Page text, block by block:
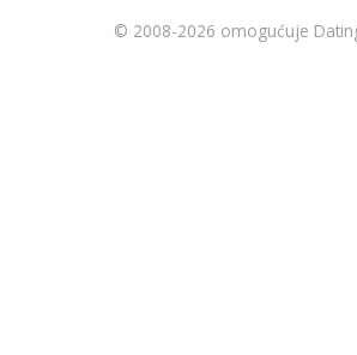
© 2008-2026 omogućuje